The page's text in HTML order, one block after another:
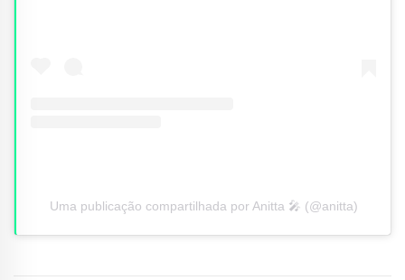
Uma publicação compartilhada por Anitta 🎤 (@anitta)